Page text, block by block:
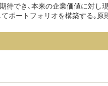
待でき､本来の企業価値に対
ポートフォリオを構築する｡